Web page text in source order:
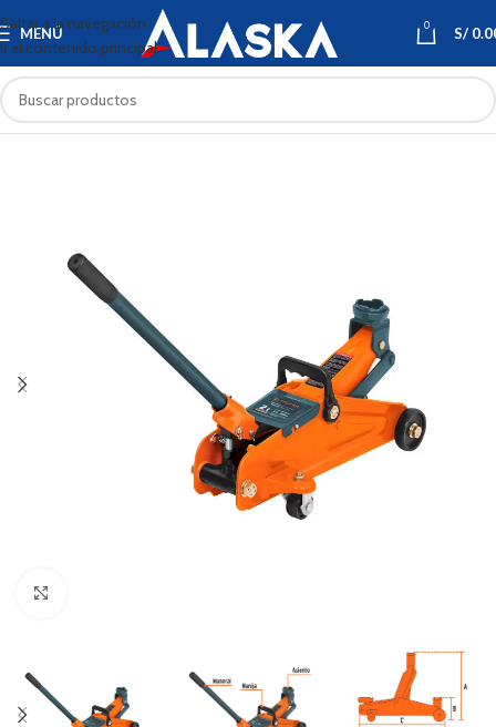
Saltar a la navegación
Ir al contenido principal
MENÚ 0 S/